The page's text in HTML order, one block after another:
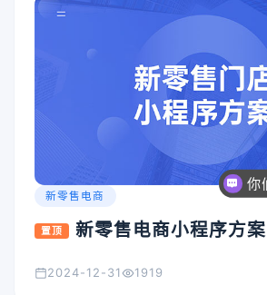
新零售电商
置顶 新零售电商小程序方案
2024-12-31 1919